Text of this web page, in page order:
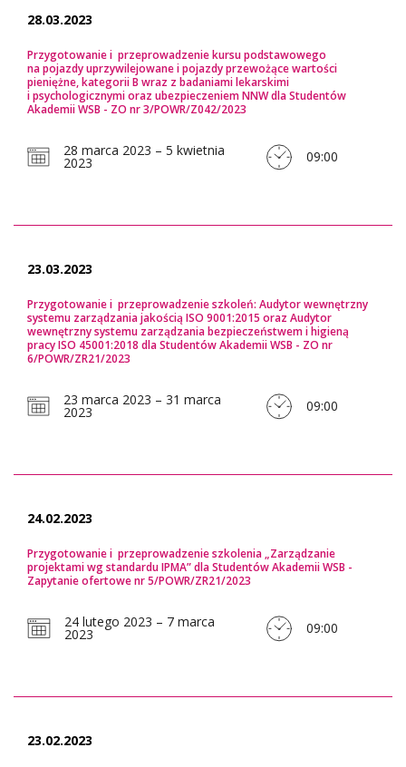
28.03.2023
Przygotowanie i przeprowadzenie kursu podstawowego
na pojazdy uprzywilejowane i pojazdy przewożące wartości
pieniężne, kategorii B wraz z badaniami lekarskimi
i psychologicznymi oraz ubezpieczeniem NNW dla Studentów
Akademii WSB - ZO nr 3/POWR/Z042/2023
28 marca 2023 – 5 kwietnia
2023 09:00
23.03.2023
Przygotowanie i przeprowadzenie szkoleń: Audytor wewnętrzny
systemu zarządzania jakością ISO 9001:2015 oraz Audytor
wewnętrzny systemu zarządzania bezpieczeństwem i higieną
pracy ISO 45001:2018 dla Studentów Akademii WSB - ZO nr
6/POWR/ZR21/2023
23 marca 2023 – 31 marca
2023 09:00
24.02.2023
Przygotowanie i przeprowadzenie szkolenia „Zarządzanie
projektami wg standardu IPMA” dla Studentów Akademii WSB -
Zapytanie ofertowe nr 5/POWR/ZR21/2023
24 lutego 2023 – 7 marca
2023 09:00
23.02.2023